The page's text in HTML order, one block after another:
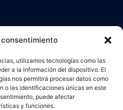
utilizamos tecnologías como las
a la información del dispositivo. El
nos permitirá procesar datos como
o las identificaciones únicas en este
puede afectar
y funciones.